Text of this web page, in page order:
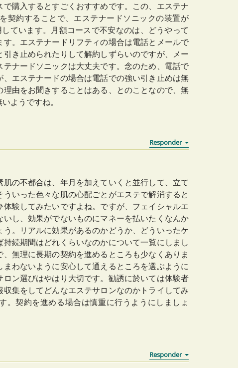
購入するとすごくおすすめです。この、エステナ
契約することで、エステナードソニックの装置が
ています。月額コースで不安なのは、どうやって
。エステナードリフティの場合は電話とメールで
き止められたりして解約しずらいのですが、メー
ナードソニックは大丈夫です。念のため、電話で
エステナードの場合は電話での強い引き止めは無
由をお聞きすることはある、とのことなので、無
ようですね。
の不都合は、年月を加えていくと並行して、立て
いった色々な肌の心配ごとがエステで解消すると
験してみたいですよね。ですが、フェイシャルエ
し、効果がでないものにマネーを払いたくなんか
。リアルに効果があるのかどうか、どういったケ
続期間はどれくらいなのかについて一覧にしまし
無理に長期の契約を進めるところも少なくありま
わないように安心して通えるところを選ぶように
ン選びはやはり大切です。勧誘に於いては体験者
集をしてどんなエステサロンなのかトライしてみ
。契約を進める場合は慎重に行うようにしましょ